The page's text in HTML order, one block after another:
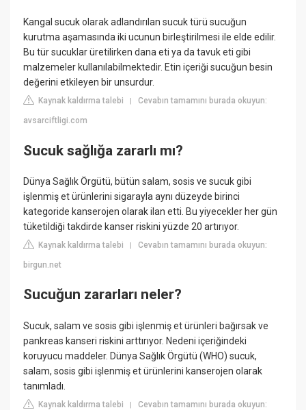
Kangal sucuk olarak adlandırılan sucuk türü sucuğun
kurutma aşamasında iki ucunun birleştirilmesi ile elde edilir.
Bu tür sucuklar üretilirken dana eti ya da tavuk eti gibi
malzemeler kullanılabilmektedir. Etin içeriği sucuğun besin
değerini etkileyen bir unsurdur.
Kaynak kaldırma talebi |Cevabın tamamını burada okuyun:
avsarciftligi.com
Sucuk sağlığa zararlı mı?
Dünya Sağlık Örgütü, bütün salam, sosis ve sucuk gibi
işlenmiş et ürünlerini sigarayla aynı düzeyde birinci
kategoride kanserojen olarak ilan etti. Bu yiyecekler her gün
tüketildiği takdirde kanser riskini yüzde 20 artırıyor.
Kaynak kaldırma talebi |Cevabın tamamını burada okuyun:
birgun.net
Sucuğun zararları neler?
Sucuk, salam ve sosis gibi işlenmiş et ürünleri bağırsak ve
pankreas kanseri riskini arttırıyor. Nedeni içeriğindeki
koruyucu maddeler. Dünya Sağlık Örgütü (WHO) sucuk,
salam, sosis gibi işlenmiş et ürünlerini kanserojen olarak
tanımladı.
Kaynak kaldırma talebi |Cevabın tamamını burada okuyun: